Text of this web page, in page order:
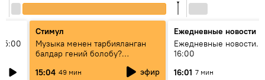
Стимул
Музыка менен тарбияланган
балдар гений болобу?
Кыргыздын жашоосунда
музыканын орду
15:04 49 мин эфир
Ежедневные новости
Ежедневные новости.
16:00
16:01 7 мин